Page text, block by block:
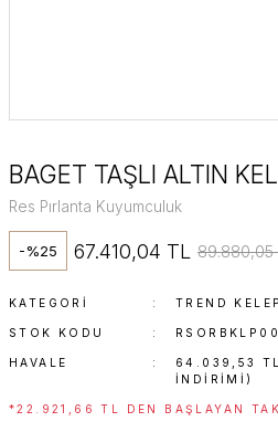
BAGET TAŞLI ALTIN
Res Pırlanta Kuyumculuk
-%25 67.410,04 TL 89.880,05
KATEGORI TREND
STOK KODU
HAVALE
64.039,53
INDIRIMI)
*22.921,66 TL DEN BAŞLAYAN